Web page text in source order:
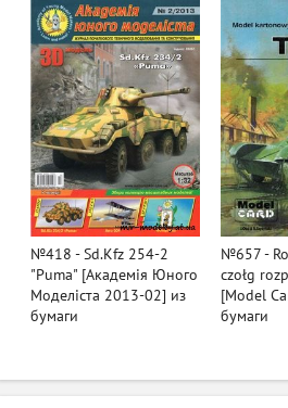
№418 - Sd.Kfz 254-2
"Puma" [Академія Юного
Моделіста 2013-02] из
бумаги
№657 -
czołg
[Model
бумаги